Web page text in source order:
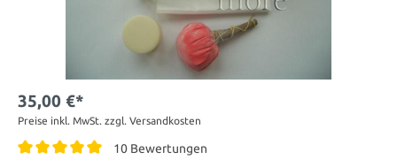
35,00 €*
Preise inkl. MwSt. zzgl. Versandkosten
10 Bewertungen